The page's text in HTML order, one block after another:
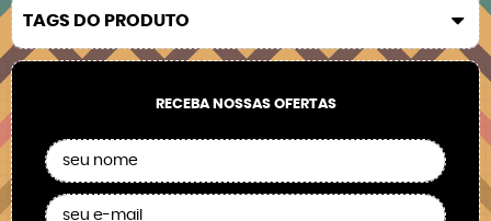
TAGS DO PRODUTO
RECEBA NOSSAS OFERTAS